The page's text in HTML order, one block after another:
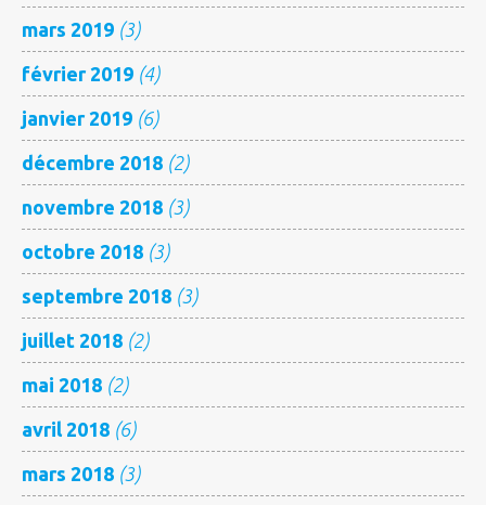
mars 2019 (3)
février 2019 (4)
janvier 2019 (6)
décembre 2018 (2)
novembre 2018 (3)
octobre 2018 (3)
septembre 2018 (3)
juillet 2018 (2)
mai 2018 (2)
avril 2018 (6)
mars 2018 (3)